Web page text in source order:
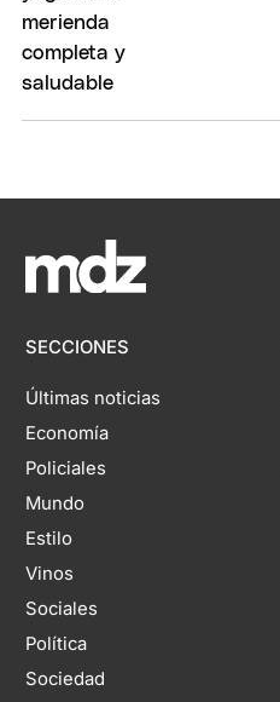
SECCIONES
Últimas noticias
Economía
Policiales
Mundo
Estilo
Vinos
Sociales
Política
Sociedad